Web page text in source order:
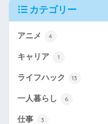
カテゴリー
アニメ 4
キャリア 1
ライフハック 13
一人暮らし 6
仕事 3